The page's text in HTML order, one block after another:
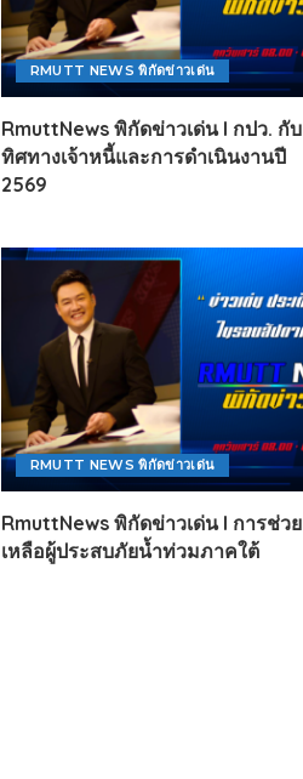
RMUTT NEWS พิกัดข่าวเด่น
RmuttNews พิกัดข่าวเด่น l กปว. กับ
ทิศทางเจ้าหนี้และการดำเนินงานปี
2569
RMUTT NEWS พิกัดข่าวเด่น
RmuttNews พิกัดข่าวเด่น l การช่วย
เหลือผู้ประสบภัยน้ำท่วมภาคใต้